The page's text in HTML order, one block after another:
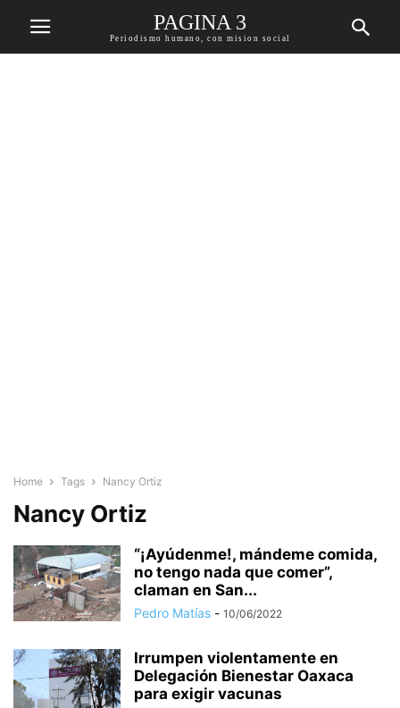
PAGINA 3
Periodismo humano, con mision social
Home Tags Nancy Ortiz
Nancy Ortiz
“¡Ayúdenme!, mándeme comida,
no tengo nada que comer”,
claman en San...
Pedro Matías - 10/06/2022
Irrumpen violentamente en
Delegación Bienestar Oaxaca
para exigir vacunas